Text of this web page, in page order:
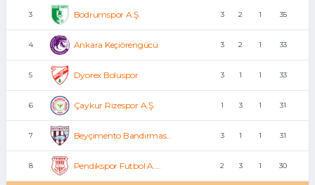
3 Bodrumspor A.Ş. 3 2 1 35
4 Ankara Keçiörengücü 3 2 1 33
5 Dyorex Boluspor 3 1 1 33
6 Çaykur Rizespor A.Ş. 1 3 1 31
7 Beyçimento Bandırmas... 3 1 1 31
8 Pendikspor Futbol A.... 2 3 1 30